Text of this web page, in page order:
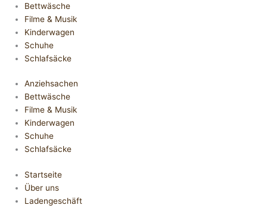
Bettwäsche
Filme & Musik
Kinderwagen
Schuhe
Schlafsäcke
Anziehsachen
Bettwäsche
Filme & Musik
Kinderwagen
Schuhe
Schlafsäcke
Startseite
Über uns
Ladengeschäft